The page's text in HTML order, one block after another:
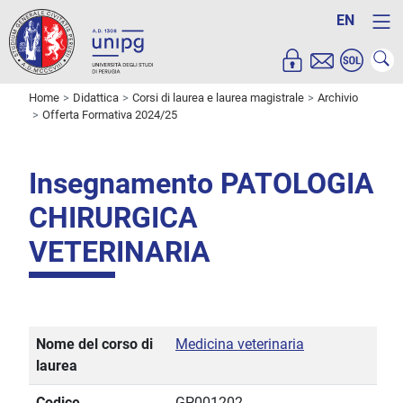
EN
Home Didattica Corsi di laurea e laurea magistrale
Archivio
Offerta Formativa 2024/25
Insegnamento PATOLOGIA
CHIRURGICA
VETERINARIA
Nome del corso di
laurea
Medicina veterinaria